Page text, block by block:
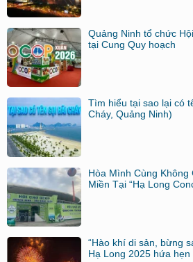
Quảng Ninh tổ chức
tại Cung Quy hoạch
Tìm hiểu tại sao lại có
Cháy, Quảng Ninh)
Hòa Mình Cùng Không
Miền Tại “Hạ Long
“Hào khí di sản, bừng
Hạ Long 2025 hứa